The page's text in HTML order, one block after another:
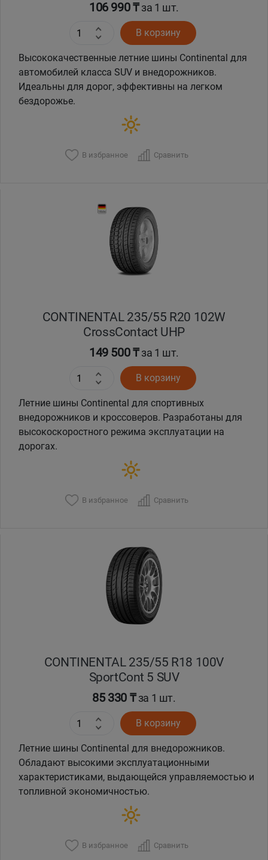
106 990 ₸за 1 шт.
В корзину
Высококачественные летние шины Continental для
автомобилей класса SUV и внедорожников.
Идеальны для дорог, эффективны на легком
бездорожье.
В избранное Сравнить
CONTINENTAL 235/55 R20 102W
CrossContact UHP
149 500 ₸за 1 шт.
В корзину
Летние шины Continental для спортивных
внедорожников и кроссоверов. Разработаны для
высокоскоростного режима эксплуатации на
дорогах.
В избранное Сравнить
CONTINENTAL 235/55 R18 100V
SportCont 5 SUV
85 330 ₸за 1 шт.
В корзину
Летние шины Continental для внедорожников.
Обладают высокими эксплуатационными
характеристиками, выдающейся управляемостью и
топливной экономичностью.
В избранное Сравнить